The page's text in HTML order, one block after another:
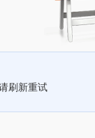
刷新重试